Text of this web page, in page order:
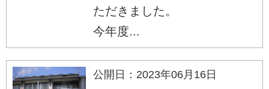
ただきました。
今年度...
公開日：2023年06月16日